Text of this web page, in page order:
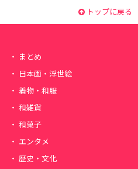
トップに戻る
まとめ
日本画・浮世絵
着物・和服
和雑貨
和菓子
エンタメ
歴史・文化